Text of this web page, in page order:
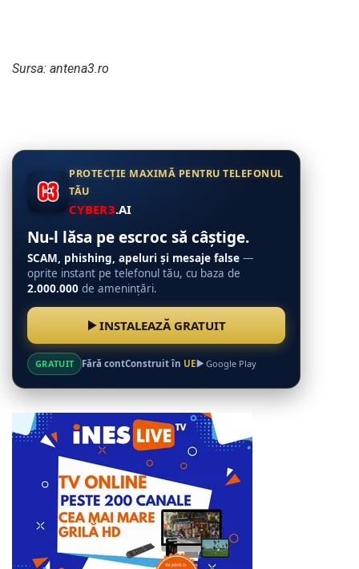
Sursa: antena3.ro
PROTECȚIE MAXIMĂ PENTRU TELEFONUL
TĂU
CYBER3.AI
Nu-l lăsa pe escroc să câștige.
SCAM, phishing, apeluri și mesaje false —
oprite instant pe telefonul tău, cu baza de
2.000.000 de amenințări.
INSTALEAZĂ GRATUIT
GRATUIT Fără contConstruit în UE Google Play